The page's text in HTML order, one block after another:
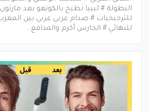
البطولة # ليبيا تطيح بالكونغو بعد
للترجيحيات # صدام عربي عربي بين المغرب
للنهائي # الحارس أكرم والمدافع…